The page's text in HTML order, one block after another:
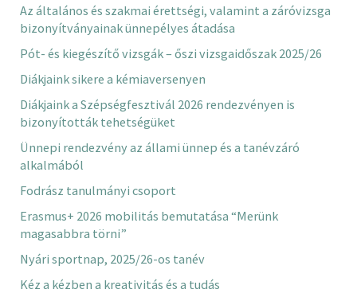
Az általános és szakmai érettségi, valamint a záróvizsga
bizonyítványainak ünnepélyes átadása
Pót- és kiegészítő vizsgák – őszi vizsgaidőszak 2025/26
Diákjaink sikere a kémiaversenyen
Diákjaink a Szépségfesztivál 2026 rendezvényen is
bizonyították tehetségüket
Ünnepi rendezvény az állami ünnep és a tanévzáró
alkalmából
Fodrász tanulmányi csoport
Erasmus+ 2026 mobilitás bemutatása “Merünk
magasabbra törni”
Nyári sportnap, 2025/26-os tanév
Kéz a kézben a kreativitás és a tudás